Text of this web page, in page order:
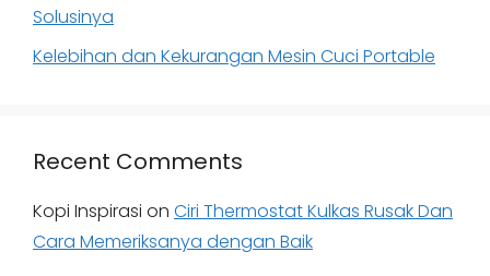
Solusinya
Kelebihan dan Kekurangan Mesin Cuci Portable
Recent Comments
Kopi Inspirasi on Ciri Thermostat Kulkas Rusak Dan
Cara Memeriksanya dengan Baik